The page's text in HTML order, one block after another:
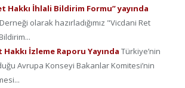
Hakkı İhlali Bildirim Formu” yayında
olarak hazırladığımız "Vicdani Ret
Hakkı İzleme Raporu Yayında Türkiye’nin
Avrupa Konseyi Bakanlar Komitesi’nin